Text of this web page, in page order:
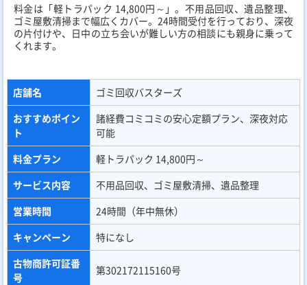
料金は「軽トラパック 14,800円～」。不用品回収、遺品整理、
ゴミ屋敷清掃まで幅広くカバー。24時間受付を行っており、深夜
の片付けや、日中の立ち会いが難しい方の相談にも親身に乗って
くれます。
店舗名
ゴミ回収バスターズ
おすすめポイン
ト
諸経費コミコミの安心定額プラン、深夜対応
可能
料金プラン
軽トラパック 14,800円～
サービス内容
不用品回収、ゴミ屋敷清掃、遺品整理
営業時間
24時間（年中無休）
キャンペーン
特になし
古物商許可証番
号
第302172115160号